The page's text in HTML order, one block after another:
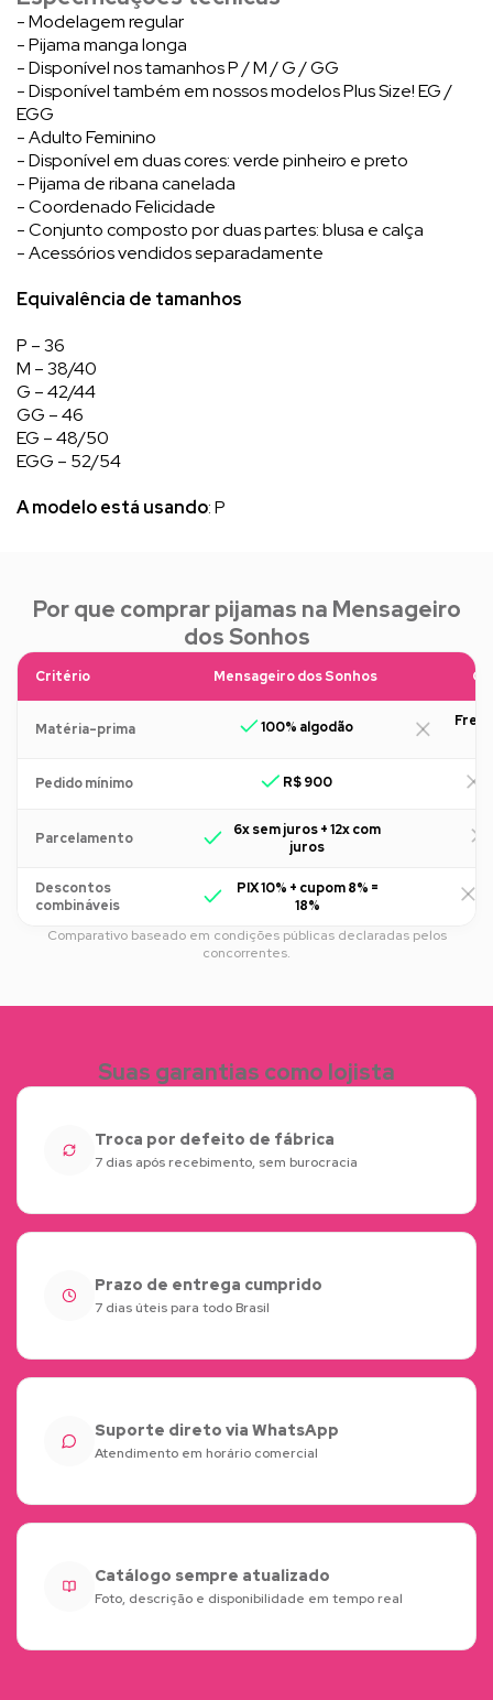
- Modelagem regular
- Pijama manga longa
- Disponível nos tamanhos P / M / G / GG
- Disponível também em nossos modelos Plus Size! EG /
EGG
- Adulto Feminino
- Disponível em duas cores: verde pinheiro e preto
- Pijama de ribana canelada
- Coordenado Felicidade
- Conjunto composto por duas partes: blusa e calça
- Acessórios vendidos separadamente
Equivalência de tamanhos
P – 36
M – 38/40
G – 42/44
GG – 46
EG – 48/50
EGG – 52/54
A modelo está usando: P
Por que comprar pijamas na Mensageiro
dos Sonhos
Critério Mensageiro dos Sonhos
Matéria-prima 100% algodão
Pedido mínimo R$ 900
Parcelamento
6x sem juros + 12x com
juros
Descontos
combináveis
PIX 10% + cupom 8% =
18%
Comparativo baseado em condições públicas declaradas pelos
concorrentes.
Suas garantias como lojista
Troca por defeito de fábrica
7 dias após recebimento, sem burocracia
Prazo de entrega cumprido
7 dias úteis para todo Brasil
Suporte direto via WhatsApp
Atendimento em horário comercial
Catálogo sempre atualizado
Foto, descrição e disponibilidade em tempo real